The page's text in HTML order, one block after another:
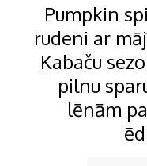
Pumpkin
rudeni ar
Kabaču
pilnu
lēnām